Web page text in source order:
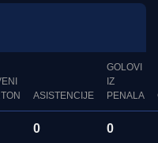
ASISTENCIJE
GOLOVI
IZ
PENALA
0 0